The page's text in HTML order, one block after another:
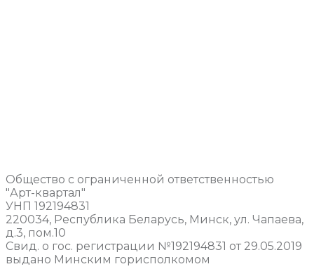
Общество с ограниченной ответственностью
"Арт-квартал"
УНП 192194831
220034, Республика Беларусь, Минск, ул. Чапаева,
д.3, пом.10
Свид. о гос. регистрации №192194831 от 29.05.2019
выдано Минским горисполкомом